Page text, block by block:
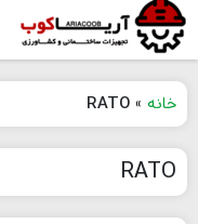
خانه »
RATO
RATO